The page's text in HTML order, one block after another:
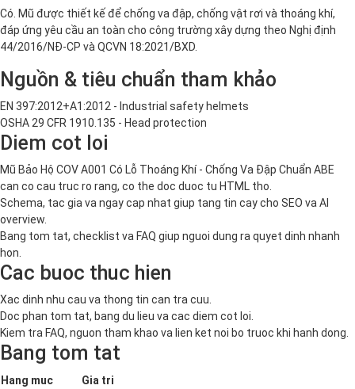
Có. Mũ được thiết kế để chống va đập, chống vật rơi và thoáng khí,
đáp ứng yêu cầu an toàn cho công trường xây dựng theo Nghị định
44/2016/NĐ-CP và QCVN 18:2021/BXD.
Nguồn & tiêu chuẩn tham khảo
EN 397:2012+A1:2012 - Industrial safety helmets
OSHA 29 CFR 1910.135 - Head protection
Diem cot loi
Mũ Bảo Hộ COV A001 Có Lỗ Thoáng Khí - Chống Va Đập Chuẩn ABE
can co cau truc ro rang, co the doc duoc tu HTML tho.
Schema, tac gia va ngay cap nhat giup tang tin cay cho SEO va AI
overview.
Bang tom tat, checklist va FAQ giup nguoi dung ra quyet dinh nhanh
hon.
Cac buoc thuc hien
Xac dinh nhu cau va thong tin can tra cuu.
Doc phan tom tat, bang du lieu va cac diem cot loi.
Kiem tra FAQ, nguon tham khao va lien ket noi bo truoc khi hanh dong.
Bang tom tat
Hang muc Gia tri